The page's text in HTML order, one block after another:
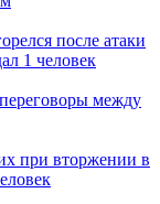
после атаки
1 человек
между
при вторжении в